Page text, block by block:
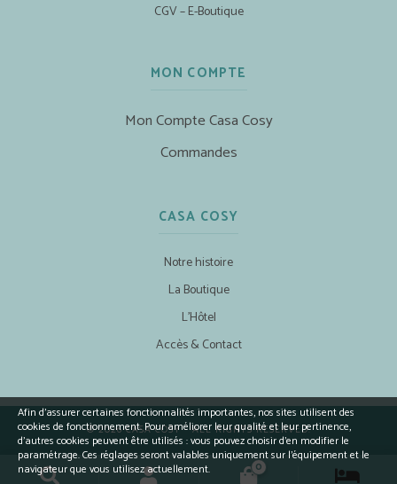
0
CGV – E-Boutique
MON COMPTE
Mon Compte Casa Cosy
Commandes
CASA COSY
Notre histoire
La Boutique
L’Hôtel
Accès & Contact
© 2026 CASA COSY - ALL RIGHTS RESERVED.
Afin d’assurer certaines fonctionnalités importantes, nos sites utilisent des
cookies de fonctionnement. Pour améliorer leur qualité et leur pertinence,
d’autres cookies peuvent être utilisés : vous pouvez choisir d'en modifier le
paramétrage. Ces réglages seront valables uniquement sur l’équipement et le
navigateur que vous utilisez actuellement.